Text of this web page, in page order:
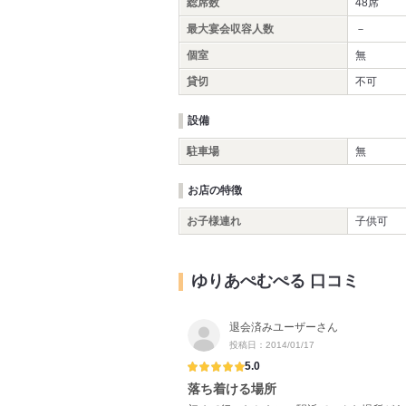
総席数 48席
最大宴会収容人数 －
個室 無
貸切 不可
設備
駐車場 無
お店の特徴
お子様連れ 子供可
ゆりあぺむぺる 口コミ
退会済みユーザーさん
投稿日：2014/01/17
5.0
落ち着ける場所